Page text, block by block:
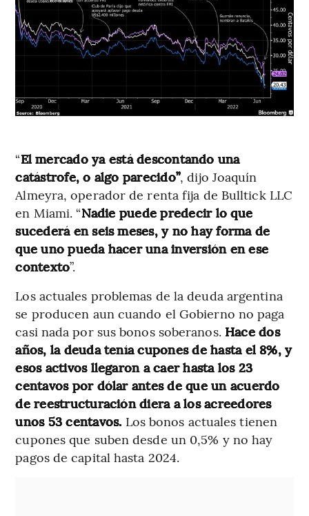
“El mercado ya está descontando una
catástrofe, o algo parecido”, dijo Joaquín
Almeyra, operador de renta fija de Bulltick LLC
en Miami. “Nadie puede predecir lo que
sucederá en seis meses, y no hay forma de
que uno pueda hacer una inversión en ese
contexto”.
Los actuales problemas de la deuda argentina
se producen aun cuando el Gobierno no paga
casi nada por sus bonos soberanos. Hace dos
años, la deuda tenía cupones de hasta el 8%, y
esos activos llegaron a caer hasta los 23
centavos por dólar antes de que un acuerdo
de reestructuración diera a los acreedores
unos 53 centavos. Los bonos actuales tienen
cupones que suben desde un 0,5% y no hay
pagos de capital hasta 2024.